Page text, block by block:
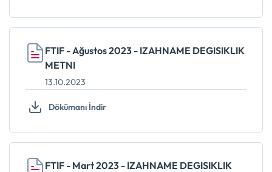
FTIF - Ağustos 2023 - IZAHNAME DEGISIKLIK
METNI
13.10.2023
Dökümanı İndir
FTIF - Mart 2023 - IZAHNAME DEGISIKLIK